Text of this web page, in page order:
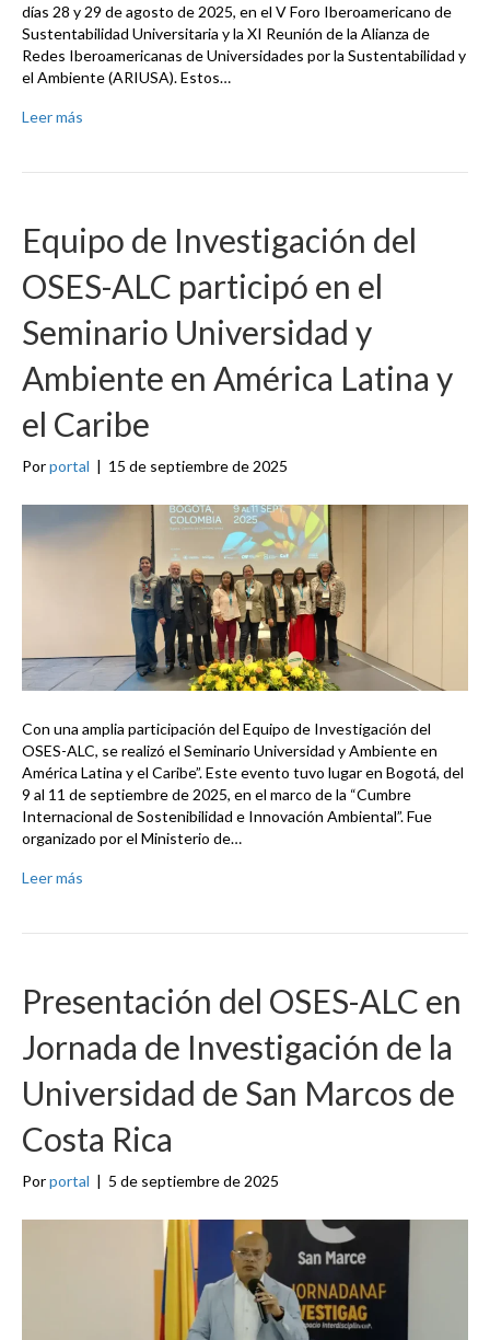
días 28 y 29 de agosto de 2025, en el V Foro Iberoamericano de
Sustentabilidad Universitaria y la XI Reunión de la Alianza de
Redes Iberoamericanas de Universidades por la Sustentabilidad y
el Ambiente (ARIUSA). Estos…
Leer más
Equipo de Investigación del
OSES-ALC participó en el
Seminario Universidad y
Ambiente en América Latina y
el Caribe
Porportal | 15 de septiembre de 2025
Con una amplia participación del Equipo de Investigación del
OSES-ALC, se realizó el Seminario Universidad y Ambiente en
América Latina y el Caribe”. Este evento tuvo lugar en Bogotá, del
9 al 11 de septiembre de 2025, en el marco de la “Cumbre
Internacional de Sostenibilidad e Innovación Ambiental”. Fue
organizado por el Ministerio de…
Leer más
Presentación del OSES-ALC en
Jornada de Investigación de la
Universidad de San Marcos de
Costa Rica
Porportal | 5 de septiembre de 2025